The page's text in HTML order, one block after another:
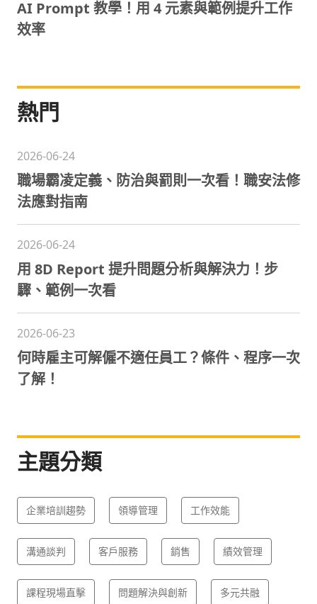
AI Prompt 教學！用 4 元素與範例提升工作
效率
熱門
2026-06-24
職場霸凌定義、防治與罰則一次看！職安法修
法應對指南
2026-06-24
用 8D Report 提升問題分析與解決力！步
驟、範例一次看
2026-06-23
何時雇主可解僱不適任員工？條件、程序一次
了解！
主題分類
企業培訓趨勢 領導管理 工作效能
溝通談判 客戶服務 銷售 績效管理
課程現場直擊 問題解決與創新 多元共融